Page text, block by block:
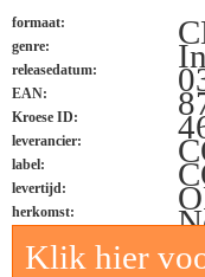
formaat:
genre:
releasedatum:
EAN:
Kroese ID:
leverancier:
label:
levertijd:
herkomst:
Klik hier